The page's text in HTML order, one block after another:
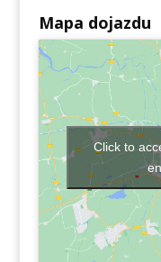
Mapa dojazdu
Click to